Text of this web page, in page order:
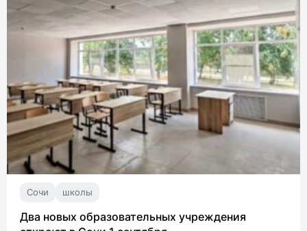
Сочи школы
Два новых образовательных учреждения